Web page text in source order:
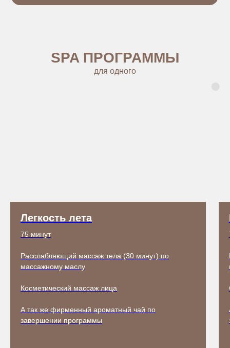
SPA ПРОГРАММЫ
для одного
Легкость лета
75 минут
Расслабляющий массаж тела (30 минут) по
массажному маслу
Косметический массаж лица
А так же фирменный ароматный чай по
завершении программы